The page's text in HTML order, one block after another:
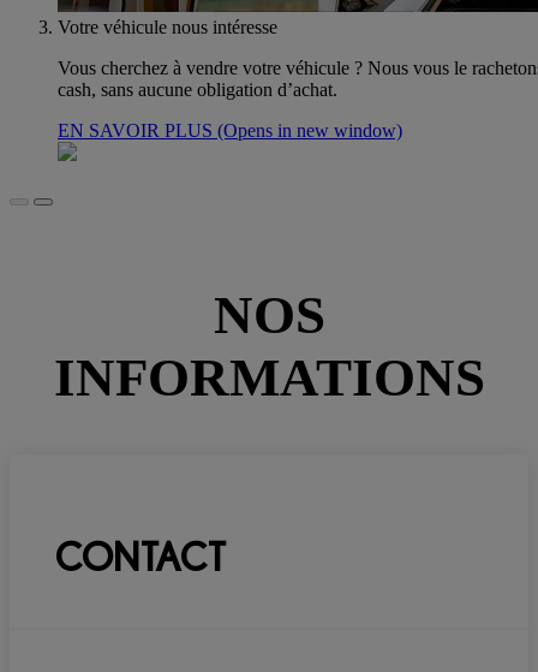
Votre véhicule nous intéresse
Vous cherchez à vendre votre véhicule ? Nous vous le
cash, sans aucune obligation d’achat.
EN SAVOIR PLUS (Opens in new window)
NOS
INFORMATIONS
CONTACT